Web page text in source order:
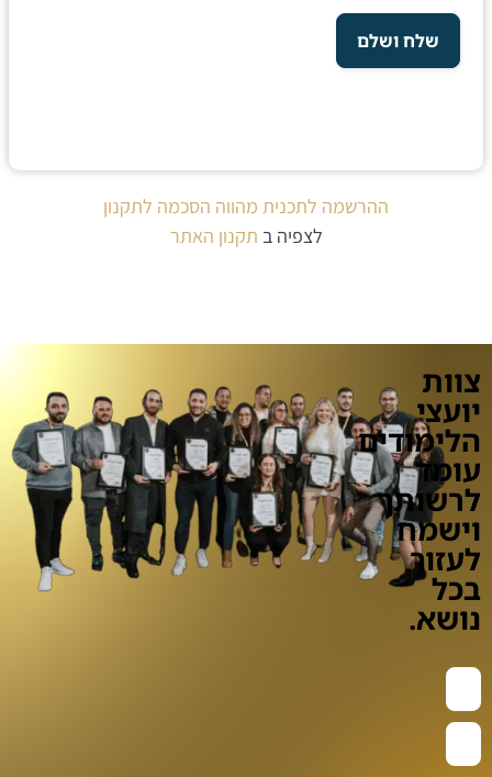
ההרשמה לתכנית מהווה הסכמה לתקנון
לצפיה ב תקנון האתר
צוות
יועצי
הלימודים
עומד
לרשותך
וישמח
לעזור
בכל
נושא.